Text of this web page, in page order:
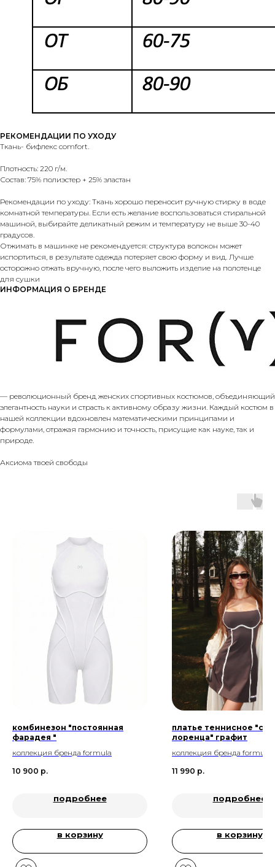
РЕКОМЕНДАЦИИ ПО УХОДУ
Ткань- бифлекс comfort.
Плотность: 220 г/м.
Состав: 75% полиэстер + 25% эластан
Рекомендации по уходу: Ткань хорошо переносит ручную стирку в воде
комнатной температуры. Если есть желание воспользоваться стиральной
машиной, выбирайте деликатный режим и температуру не выше 30-40
градусов.
Отжимать в машинке не рекомендуется: структура волокон может
испортиться, в результате одежда потеряет свою форму и вид. Лучше
осторожно отжать вручную, после чего выложить изделие на полотенце
для сушки
ИНФОРМАЦИЯ О БРЕНДЕ
— революционный бренд женских спортивных костюмов, объединяющий
элегантность науки и страсть к активному образу жизни. Каждый костюм в
нашей коллекции вдохновлен математическими принципами и
формулами, отражая гармонию и точность, присущие как науке, так и
природе.
Аксиома твоей свободы
комбинезон "постоянная
фарадея "
коллекция бренда formula
10 900 р.
подробнее
в корзину
платье теннисное
лоренца" графит
коллекция бренда formula
11 990 р.
подробнее
в корзину